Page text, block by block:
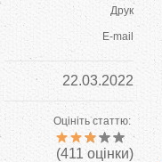
Друк
E-mail
22.03.2022
Оцініть статтю:
(411оцінки)